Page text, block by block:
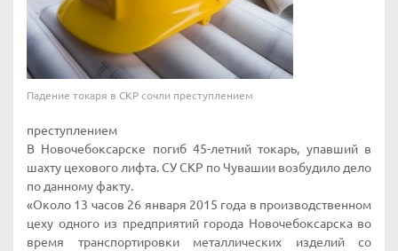
Падение токаря в СКР сочли преступлением
преступлением
В Новочебоксарске погиб 45-летний токарь, упавший в
шахту цехового лифта. СУ СКР по Чувашии возбудило дело
по данному факту.
«Около 13 часов 26 января 2015 года в производственном
цеху одного из предприятий города Новочебоксарска во
время транспортировки металлических изделий со